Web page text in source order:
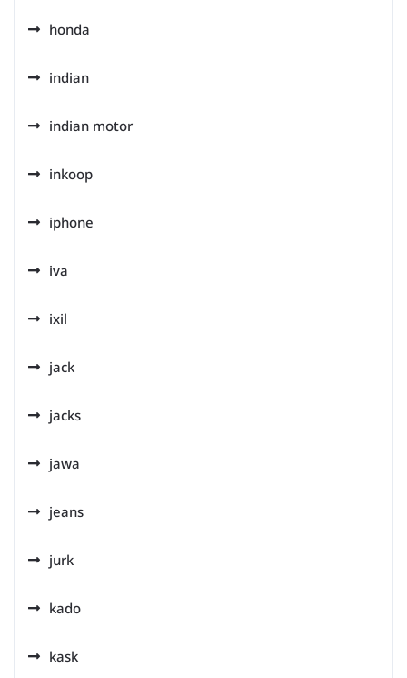
honda
indian
indian motor
inkoop
iphone
iva
ixil
jack
jacks
jawa
jeans
jurk
kado
kask